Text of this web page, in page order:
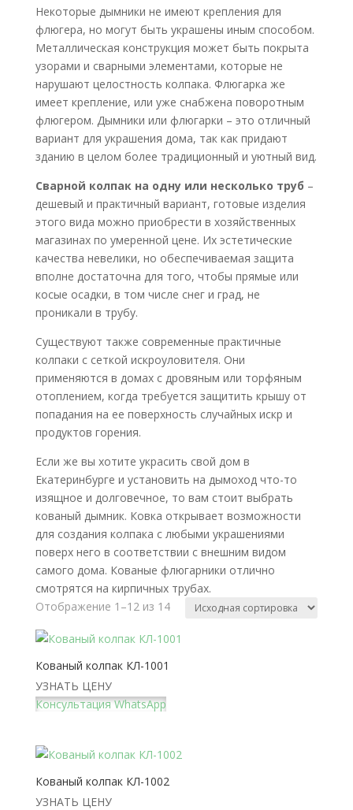
Некоторые дымники не имеют крепления для
флюгера, но могут быть украшены иным способом.
Металлическая конструкция может быть покрыта
узорами и сварными элементами, которые не
нарушают целостность колпака. Флюгарка же
имеет крепление, или уже снабжена поворотным
флюгером. Дымники или флюгарки – это отличный
вариант для украшения дома, так как придают
зданию в целом более традиционный и уютный вид.
Сварной колпак на одну или несколько труб –
дешевый и практичный вариант, готовые изделия
этого вида можно приобрести в хозяйственных
магазинах по умеренной цене. Их эстетические
качества невелики, но обеспечиваемая защита
вполне достаточна для того, чтобы прямые или
косые осадки, в том числе снег и град, не
проникали в трубу.
Существуют также современные практичные
колпаки с сеткой искроуловителя. Они
применяются в домах с дровяным или торфяным
отоплением, когда требуется защитить крышу от
попадания на ее поверхность случайных искр и
продуктов горения.
Если же вы хотите украсить свой дом в
Екатеринбурге и установить на дымоход что-то
изящное и долговечное, то вам стоит выбрать
кованый дымник. Ковка открывает возможности
для создания колпака с любыми украшениями
поверх него в соответствии с внешним видом
самого дома. Кованые флюгарники отлично
смотрятся на кирпичных трубах.
Отображение 1–12 из 14
Кованый колпак КЛ-1001
УЗНАТЬ ЦЕНУ
Консультация WhatsApp
Кованый колпак КЛ-1002
УЗНАТЬ ЦЕНУ